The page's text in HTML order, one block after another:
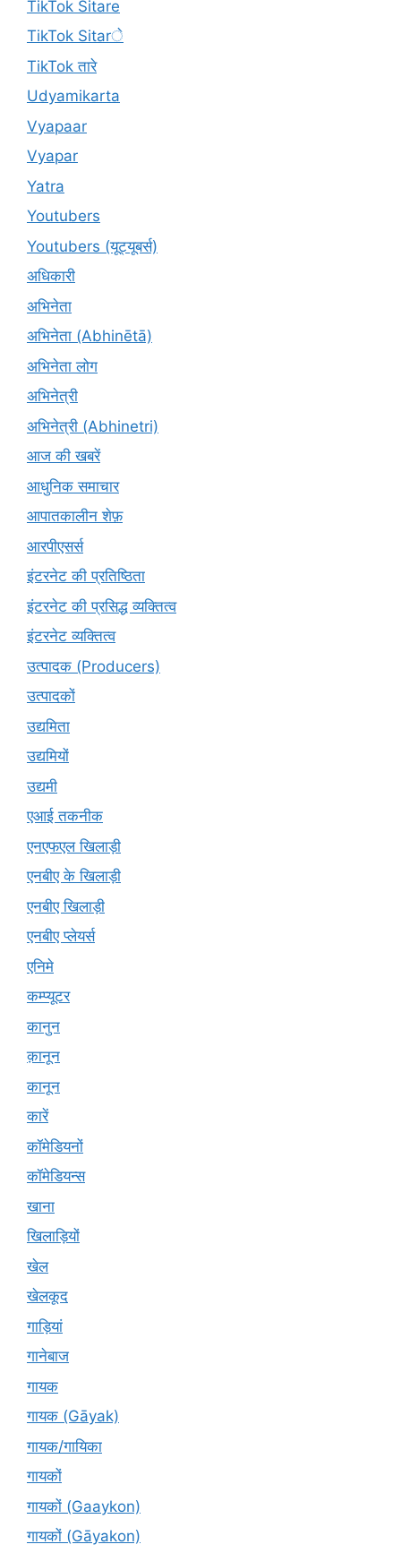
TikTok Sitare
TikTok Sitarे
TikTok तारे
Udyamikarta
Vyapaar
Vyapar
Yatra
Youtubers
Youtubers (यूट्यूबर्स)
अधिकारी
अभिनेता
अभिनेता (Abhinētā)
अभिनेता लोग
अभिनेत्री
अभिनेत्री (Abhinetri)
आज की खबरें
आधुनिक समाचार
आपातकालीन शेफ़
आरपीएसर्स
इंटरनेट की प्रतिष्ठिता
इंटरनेट की प्रसिद्ध व्यक्तित्व
इंटरनेट व्यक्तित्व
उत्पादक (Producers)
उत्पादकों
उद्यमिता
उद्यमियों
उद्यमी
एआई तकनीक
एनएफएल खिलाड़ी
एनबीए के खिलाड़ी
एनबीए खिलाड़ी
एनबीए प्लेयर्स
एनिमे
कम्प्यूटर
कानुन
क़ानून
कानून
कारें
कॉमेडियनों
कॉमेडियन्स
खाना
खिलाड़ियों
खेल
खेलकूद
गाड़ियां
गानेबाज
गायक
गायक (Gāyak)
गायक/गायिका
गायकों
गायकों (Gaaykon)
गायकों (Gāyakon)